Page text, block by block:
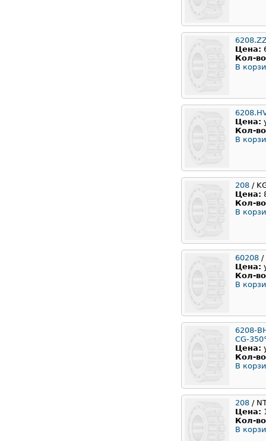
Цена:
Кол-
В
Цена:
Кол-
В
208 /
Цена:
Кол-
В
60208 /
Цена:
Кол-
В
6208-
CG-
Цена:
Кол-
В
208 /
Цена:
Кол-
В